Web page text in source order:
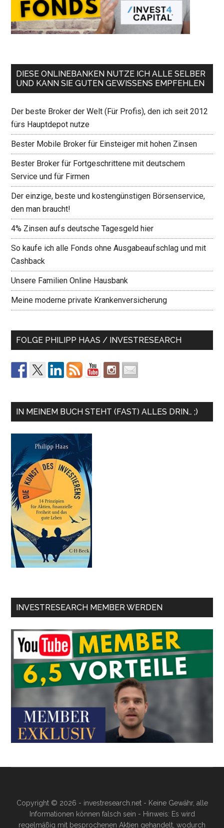
DIESE ONLINEBANKEN NUTZE ICH ALLE SELBER
UND KANN SIE GUTEN GEWISSENS EMPFEHLEN
Der beste Broker der Welt (Für Profis), den ich seit 2012
fürs Hauptdepot nutze
Bester Mobile Broker für Einsteiger mit hohen Zinsen
Bester Broker für Fortgeschrittene mit deutschem
Service und für Firmen
Der einzige, beste und kostengünstigen Börsenservice,
den man braucht!
4% Zinsen aufs deutsche Tagesgeld hier
So kaufe ich alle Fonds ohne Ausgabeaufschlag und mit
Cashback
Unsere Familien Online Hausbank
Meine moderne private Krankenversicherung
FOLGE PHILIPP HAAS / INVESTRESEARCH
IN MEINEM BUCH STEHT (FAST) ALLES DRIN… ;)
INVESTRESEARCH MEMBER WERDEN
Copyright © 2026 - investresearch.net - Keine Gewähr, alle
Informationen können falsch sein - Hinweis: Es wird
regelmäßig mit besprochenen Aktien gehandelt, wodurch